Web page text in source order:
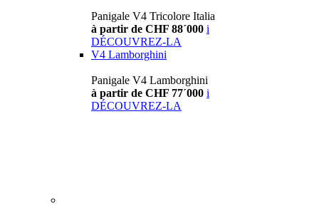
Panigale V4 Tricolore Italia
à partir de CHF 88´000 i
DÉCOUVREZ-LA
V4 Lamborghini
Panigale V4 Lamborghini
à partir de CHF 77´000 i
DÉCOUVREZ-LA